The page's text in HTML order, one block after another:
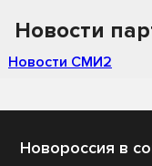
Новости
Новости СМИ2
Новороссия в